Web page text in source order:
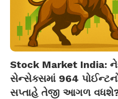
Stock Market India:
સેન્સેક્સમાં 964
સપ્તાહે તેજી આગળ